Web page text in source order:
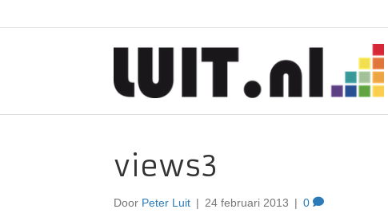
views3
Door Peter Luit | 24 februari 2013 | 0